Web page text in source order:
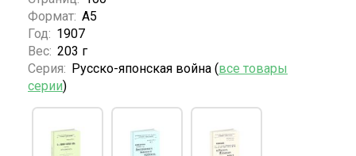
Формат: А5
Год: 1907
Вес: 203 г
Серия: Русско-японская война (все товары
серии)